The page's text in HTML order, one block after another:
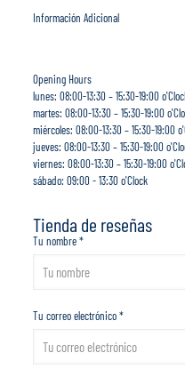
Información Adicional
Opening Hours
lunes: 08:00-13:30 – 15:30-19:00
martes: 08:00-13:30 – 15:30-19:00
miércoles: 08:00-13:30 – 15:30-19:00
jueves: 08:00-13:30 – 15:30-19:00
viernes: 08:00-13:30 – 15:30-19:00
sábado: 09:00 - 13:30 o'Clock
Tienda de reseñas
Tu nombre *
Tu correo electrónico *